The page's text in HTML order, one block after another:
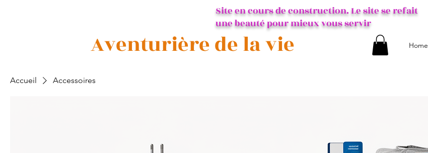
Aventurière de la vie Home
Site en cours de construction. Le site se refait
une beauté pour mieux vous servir
Accueil Accessoires